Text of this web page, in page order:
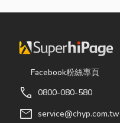
Facebook粉絲專頁
call 0800-080-580
mail service@chyp.com.tw